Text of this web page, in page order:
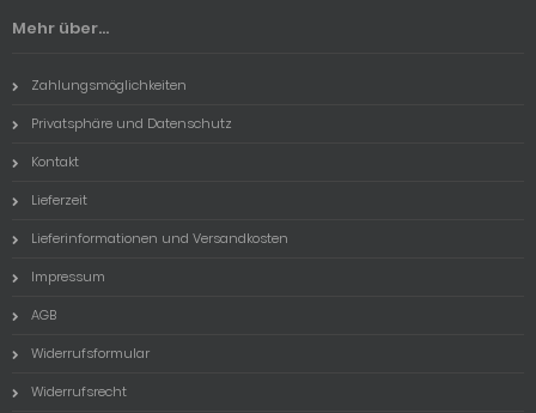
Mehr über...
Zahlungsmöglichkeiten
Privatsphäre und Datenschutz
Kontakt
Lieferzeit
Lieferinformationen und Versandkosten
Impressum
AGB
Widerrufsformular
Widerrufsrecht